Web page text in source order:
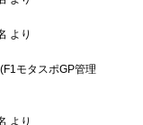
より
モタスポGP管理
より